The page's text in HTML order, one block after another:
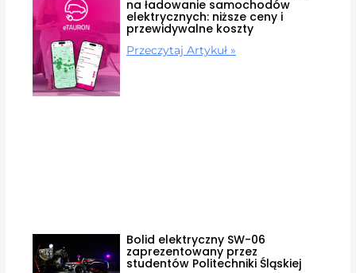
na ładowanie samochodów
elektrycznych: niższe ceny i
przewidywalne koszty
Przeczytaj Artykuł »
Bolid elektryczny SW-06
zaprezentowany przez
studentów Politechniki Śląskiej